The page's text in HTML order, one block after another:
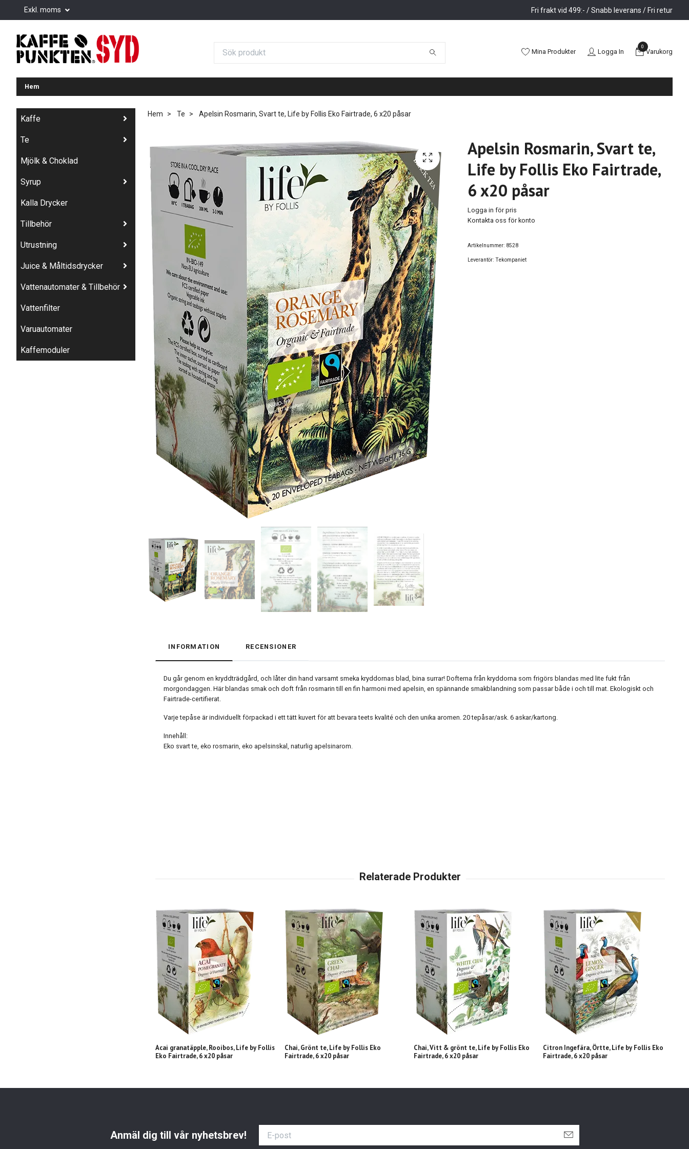
Exkl. moms Fri frakt vid 499:- / Snabb leverans / Fri retur
Mina Produkter Logga In
0
Varukorg
Hem
Kaffe
Te
Mjölk & Choklad
Syrup
Kalla Drycker
Tillbehör
Utrustning
Juice & Måltidsdrycker
Vattenautomater & Tillbehör
Vattenfilter
Varuautomater
Kaffemoduler
Hem Te Apelsin Rosmarin, Svart te, Life by Follis Eko Fairtrade, 6 x20 påsar
Apelsin Rosmarin, Svart te,
Life by Follis Eko Fairtrade,
6 x20 påsar
Logga in för pris
Kontakta oss för konto
Artikelnummer: 8528
Leverantör: Tekompaniet
INFORMATION RECENSIONER
Du går genom en kryddträdgård, och låter din hand varsamt smeka kryddornas blad, bina surrar! Dofterna från kryddorna som frigörs blandas med lite fukt från
morgondaggen. Här blandas smak och doft från rosmarin till en fin harmoni med apelsin, en spännande smakblandning som passar både i och till mat. Ekologiskt och
Fairtrade-certifierat.
Varje tepåse är individuellt förpackad i ett tätt kuvert för att bevara teets kvalité och den unika aromen. 20 tepåsar/ask. 6 askar/kartong.
Innehåll:
Eko svart te, eko rosmarin, eko apelsinskal, naturlig apelsinarom.
Acai granatäpple, Rooibos, Life by Follis
Eko Fairtrade, 6 x20 påsar
Chai, Grönt te, Life by Follis Eko
Fairtrade, 6 x20 påsar
Chai, Vitt & grönt te, Life by Follis Eko
Fairtrade, 6 x20 påsar
Citron Ingefära, Örtte, Life by Follis Eko
Fairtrade, 6 x20 påsar
Anmäl dig till vår nyhetsbrev!